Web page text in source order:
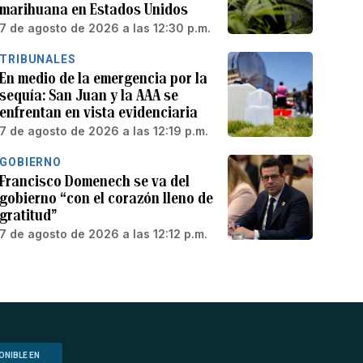
marihuana en Estados Unidos
7 de agosto de 2026 a las 12:30 p.m.
TRIBUNALES
En medio de la emergencia por la
sequía: San Juan y la AAA se
enfrentan en vista evidenciaria
7 de agosto de 2026 a las 12:19 p.m.
GOBIERNO
Francisco Domenech se va del
gobierno “con el corazón lleno de
gratitud”
7 de agosto de 2026 a las 12:12 p.m.
EN